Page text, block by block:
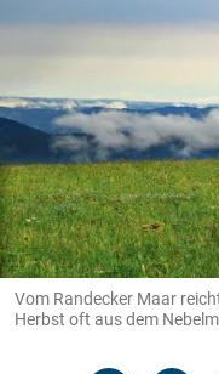
Vom Randecker Maar
Herbst oft aus dem